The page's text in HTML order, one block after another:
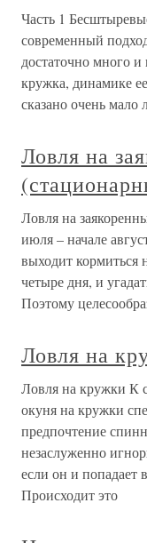
Часть 1
современный
достаточно много
кружка, динамике
сказано очень
Ловля на
Ловля на
июля – начале
выходит кормиться
четыре дня, и
Поэтому
Ловля на
Ловля на кружки К
окуня на кружки
предпочтение
незаслуженно
если он и попадает
Происходит это